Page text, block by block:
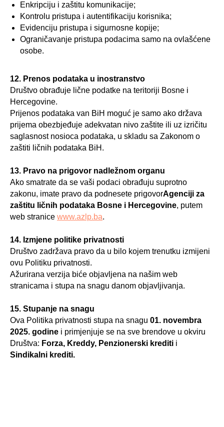
Enkripciju i zaštitu komunikacije;
Kontrolu pristupa i autentifikaciju korisnika;
Evidenciju pristupa i sigurnosne kopije;
Ograničavanje pristupa podacima samo na ovlašćene
osobe.
12. Prenos podataka u inostranstvo
Društvo obrađuje lične podatke na teritoriji Bosne i
Hercegovine.
Prijenos podataka van BiH moguć je samo ako država
prijema obezbjeđuje adekvatan nivo zaštite ili uz izričitu
saglasnost nosioca podataka, u skladu sa Zakonom o
zaštiti ličnih podataka BiH.
13. Pravo na prigovor nadležnom organu
Ako smatrate da se vaši podaci obrađuju suprotno
zakonu, imate pravo da podnesete prigovorAgenciji za
zaštitu ličnih podataka Bosne i Hercegovine, putem
web stranice www.azlp.ba.
14. Izmjene politike privatnosti
Društvo zadržava pravo da u bilo kojem trenutku izmijeni
ovu Politiku privatnosti.
Ažurirana verzija biće objavljena na našim web
stranicama i stupa na snagu danom objavljivanja.
15. Stupanje na snagu
Ova Politika privatnosti stupa na snagu 01. novembra
2025. godine i primjenjuje se na sve brendove u okviru
Društva: Forza, Kreddy, Penzionerski krediti i
Sindikalni krediti.